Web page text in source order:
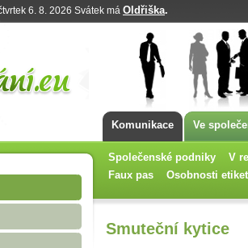
6. 8. 2026 Svátek má Oldřiška.
Komunikace Ve
Společenské podniky V
Faux pas
Osobnosti
Smuteční kytice